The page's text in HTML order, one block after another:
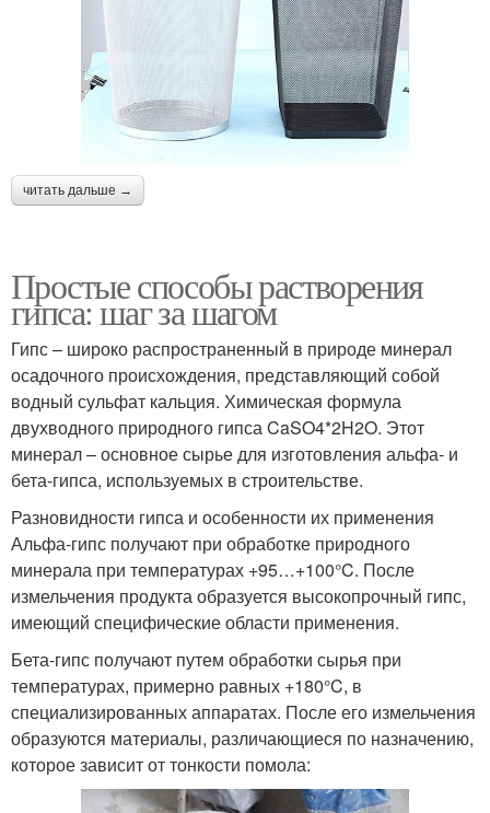
читать дальше →
Простые способы растворения
гипса: шаг за шагом
Гипс – широко распространенный в природе минерал
осадочного происхождения, представляющий собой
водный сульфат кальция. Химическая формула
двухводного природного гипса CaSO4*2H2O. Этот
минерал – основное сырье для изготовления альфа- и
бета-гипса, используемых в строительстве.
Разновидности гипса и особенности их применения
Альфа-гипс получают при обработке природного
минерала при температурах +95…+100°C. После
измельчения продукта образуется высокопрочный гипс,
имеющий специфические области применения.
Бета-гипс получают путем обработки сырья при
температурах, примерно равных +180°C, в
специализированных аппаратах. После его измельчения
образуются материалы, различающиеся по назначению,
которое зависит от тонкости помола: